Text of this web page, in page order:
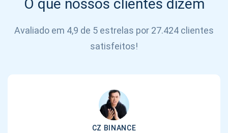
O que nossos clientes dizem
Avaliado em 4,9 de 5 estrelas por 27.424 clientes
satisfeitos!
CZ BINANCE